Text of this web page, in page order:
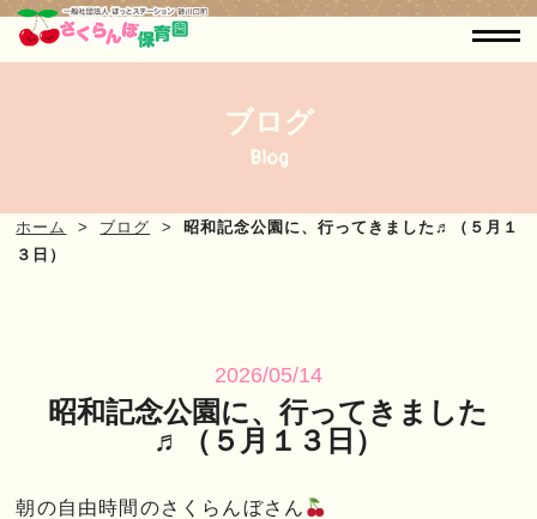
ブログ
Blog
ホーム ブログ
昭和記念公園に、行ってきました♬（５月１
３日）
2026/05/14
昭和記念公園に、行ってきました
♬（５月１３日）
朝の自由時間のさくらんぼさん